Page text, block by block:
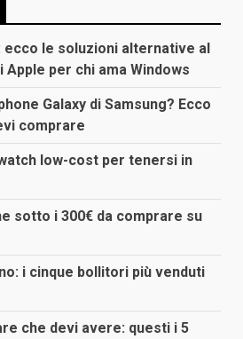
ecco le soluzioni alternative al
per chi ama Windows
Galaxy di Samsung? Ecco
comprare
low-cost per tenersi in
sotto i 300€ da comprare su
i cinque bollitori più venduti
che devi avere: questi i 5